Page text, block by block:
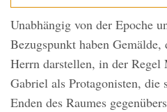
Unabhängig von der Epoche
Bezugspunkt haben
Herrn darstellen, in der Regel
Gabriel als Protagonisten, die
Enden des Raumes